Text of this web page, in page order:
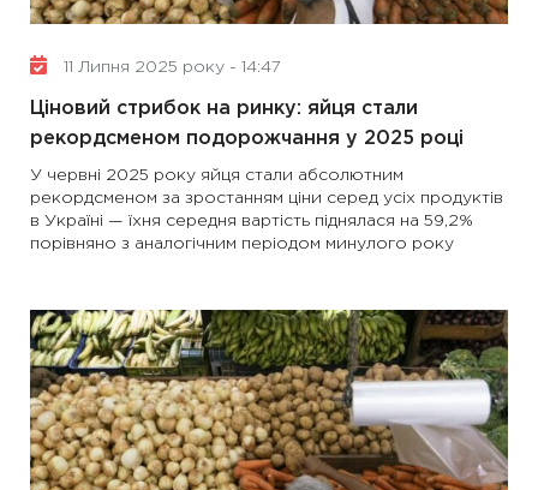
11 Липня 2025 року - 14:47
Ціновий стрибок на ринку: яйця стали
рекордсменом подорожчання у 2025 році
У червні 2025 року яйця стали абсолютним
рекордсменом за зростанням ціни серед усіх продуктів
в Україні — їхня середня вартість піднялася на 59,2%
порівняно з аналогічним періодом минулого року